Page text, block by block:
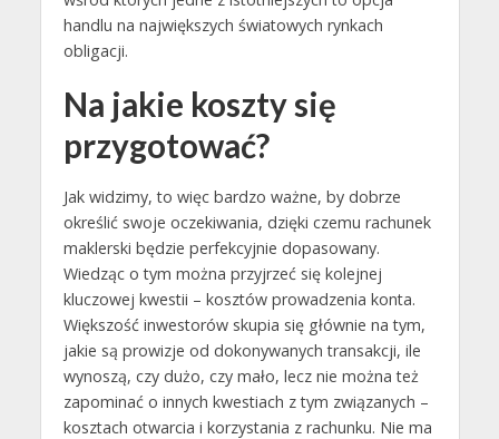
handlu na największych światowych rynkach
obligacji.
Na jakie koszty się
przygotować?
Jak widzimy, to więc bardzo ważne, by dobrze
określić swoje oczekiwania, dzięki czemu rachunek
maklerski będzie perfekcyjnie dopasowany.
Wiedząc o tym można przyjrzeć się kolejnej
kluczowej kwestii – kosztów prowadzenia konta.
Większość inwestorów skupia się głównie na tym,
jakie są prowizje od dokonywanych transakcji, ile
wynoszą, czy dużo, czy mało, lecz nie można też
zapominać o innych kwestiach z tym związanych –
kosztach otwarcia i korzystania z rachunku. Nie ma